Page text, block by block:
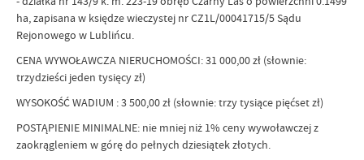
ha, zapisana w księdze wieczystej nr CZ1L/00041715/5 Sądu
Rejonowego w Lublińcu.
CENA WYWOŁAWCZA NIERUCHOMOŚCI: 31 000,00 zł (słownie:
trzydzieści jeden tysięcy zł)
WYSOKOŚĆ WADIUM : 3 500,00 zł (słownie: trzy tysiące pięćset zł)
POSTĄPIENIE MINIMALNE: nie mniej niż 1% ceny wywoławczej z
zaokrągleniem w górę do pełnych dziesiątek złotych.